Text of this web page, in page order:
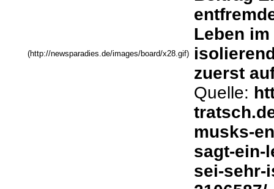
(http://newsparadies.de/images/board/x28.gif)
Leben
zuerst
Quelle:
musks-
sagt-ein-
sei-sehr-